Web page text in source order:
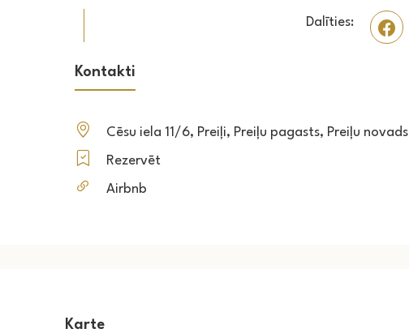
Dalīties:
Kontakti
Cēsu iela 11/6, Preiļi, Preiļu pagasts, Preiļu novads
Rezervēt
Airbnb
Karte